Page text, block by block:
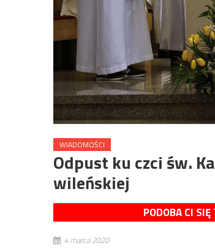
WIADOMOŚCI
Odpust ku czci św.
wileńskiej
PODOBA CI
4 marca 2020